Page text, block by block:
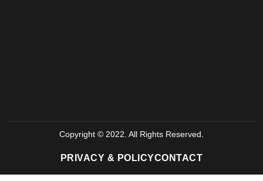
Copyright © 2022. All Rights Reserved.
PRIVACY & POLICYCONTACT